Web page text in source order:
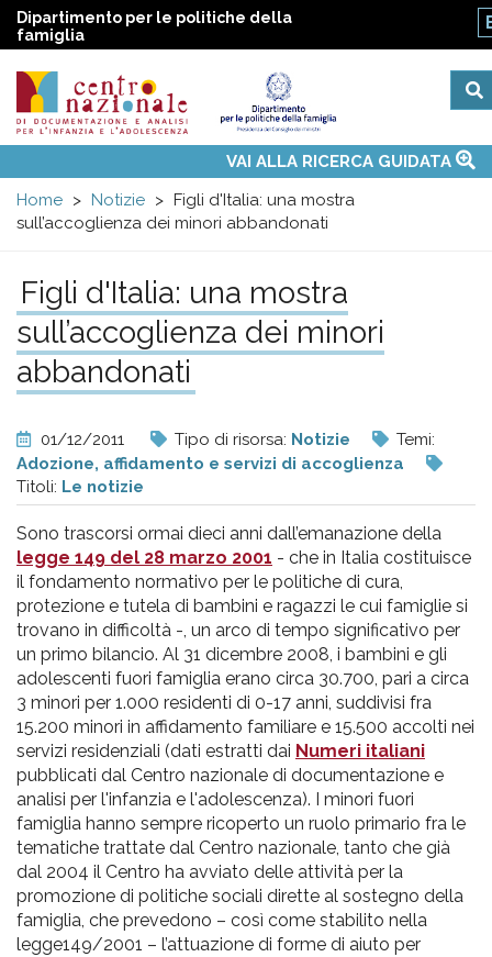
Dipartimento per le politiche della
famiglia
Centro
nazionale
di
Documentazione
e
analisi
pr
l'infanzia
e
l'adolescenza
Main
menu
Temi
Attività
Convenzione ONUVAI ALLA RICERCA GUIDATA
Home
Notizie
Figli d'Italia: una mostra
sull’accoglienza dei minori abbandonati
Figli d'Italia: una mostra
sull’accoglienza dei minori
abbandonati
01/12/2011 Tipo di risorsa: Notizie
Temi:
Adozione, affidamento e servizi di accoglienza
Titoli: Le notizie
Sono trascorsi ormai dieci anni dall’emanazione della
legge 149 del 28 marzo 2001 - che in Italia costituisce
il fondamento normativo per le politiche di cura,
protezione e tutela di bambini e ragazzi le cui famiglie si
trovano in difficoltà -, un arco di tempo significativo per
un primo bilancio. Al 31 dicembre 2008, i bambini e gli
adolescenti fuori famiglia erano circa 30.700, pari a circa
3 minori per 1.000 residenti di 0-17 anni, suddivisi fra
15.200 minori in affidamento familiare e 15.500 accolti nei
servizi residenziali (dati estratti dai Numeri italiani
pubblicati dal Centro nazionale di documentazione e
analisi per l'infanzia e l'adolescenza). I minori fuori
famiglia hanno sempre ricoperto un ruolo primario fra le
tematiche trattate dal Centro nazionale, tanto che già
dal 2004 il Centro ha avviato delle attività per la
promozione di politiche sociali dirette al sostegno della
famiglia, che prevedono – così come stabilito nella
legge149/2001 – l’attuazione di forme di aiuto per